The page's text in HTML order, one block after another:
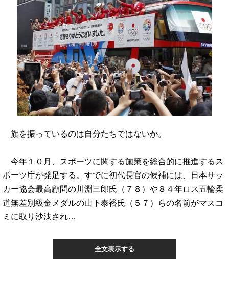
旗を振っているのは自分たちではないか。
今年１０月、スポーツに関する施策を総合的に推進するス
ポーツ庁が発足する。すでに初代長官の候補には、日本サッ
カー協会最高顧問の川淵三郎氏（７８）や８４年ロス五輪柔
道無差別級金メダルの山下泰裕氏（５７）らの名前がマスコ
ミに取り沙汰され…
全文表示する